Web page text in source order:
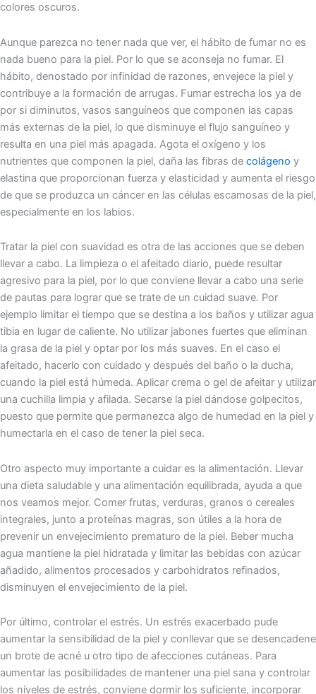
colores oscuros.
Aunque parezca no tener nada que ver, el hábito de fumar no es
nada bueno para la piel. Por lo que se aconseja no fumar. El
hábito, denostado por infinidad de razones, envejece la piel y
contribuye a la formación de arrugas. Fumar estrecha los ya de
por si diminutos, vasos sanguíneos que componen las capas
más externas de la piel, lo que disminuye el flujo sanguíneo y
resulta en una piel más apagada. Agota el oxígeno y los
nutrientes que componen la piel, daña las fibras de colágeno y
elastina que proporcionan fuerza y elasticidad y aumenta el riesgo
de que se produzca un cáncer en las células escamosas de la piel,
especialmente en los labios.
Tratar la piel con suavidad es otra de las acciones que se deben
llevar a cabo. La limpieza o el afeitado diario, puede resultar
agresivo para la piel, por lo que conviene llevar a cabo una serie
de pautas para lograr que se trate de un cuidad suave. Por
ejemplo limitar el tiempo que se destina a los baños y utilizar agua
tibia en lugar de caliente. No utilizar jabones fuertes que eliminan
la grasa de la piel y optar por los más suaves. En el caso el
afeitado, hacerlo con cuidado y después del baño o la ducha,
cuando la piel está húmeda. Aplicar crema o gel de afeitar y utilizar
una cuchilla limpia y afilada. Secarse la piel dándose golpecitos,
puesto que permite que permanezca algo de humedad en la piel y
humectarla en el caso de tener la piel seca.
Otro aspecto muy importante a cuidar es la alimentación. Llevar
una dieta saludable y una alimentación equilibrada, ayuda a que
nos veamos mejor. Comer frutas, verduras, granos o cereales
integrales, junto a proteínas magras, son útiles a la hora de
prevenir un envejecimiento prematuro de la piel. Beber mucha
agua mantiene la piel hidratada y limitar las bebidas con azúcar
añadido, alimentos procesados y carbohidratos refinados,
disminuyen el envejecimiento de la piel.
Por último, controlar el estrés. Un estrés exacerbado pude
aumentar la sensibilidad de la piel y conllevar que se desencadene
un brote de acné u otro tipo de afecciones cutáneas. Para
aumentar las posibilidades de mantener una piel sana y controlar
los niveles de estrés, conviene dormir los suficiente, incorporar